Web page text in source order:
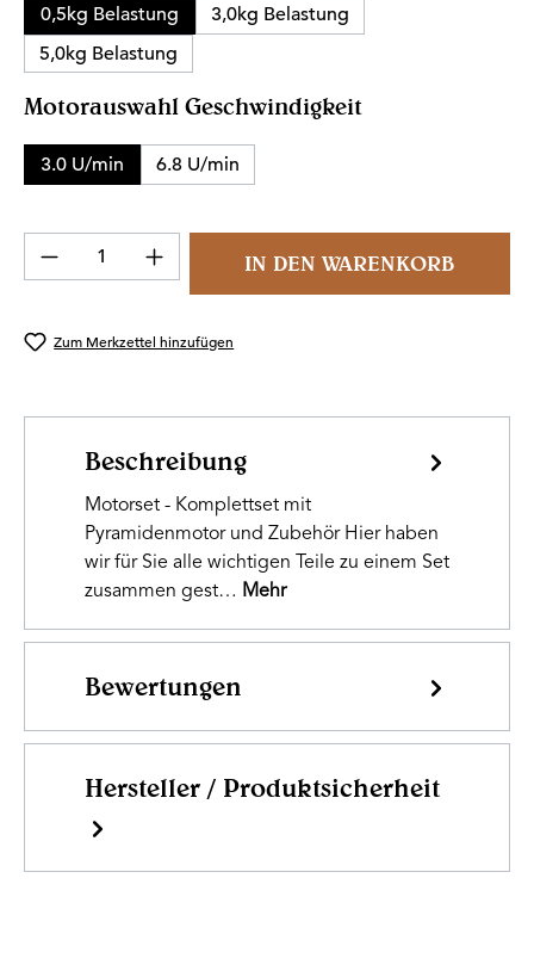
0,5kg Belastung
3,0kg Belastung
5,0kg Belastung
Motorauswahl Geschwindigkeit
3.0 U/min 6.8 U/min
Produkt Anzahl: Gib den gewünschten
IN DEN WARENKORB
Zum Merkzettel hinzufügen
Beschreibung
Motorset - Komplettset mit
Pyramidenmotor und Zubehör Hier haben
wir für Sie alle wichtigen Teile zu einem Set
zusammen gest… Mehr
Bewertungen
Hersteller / Produktsicherheit